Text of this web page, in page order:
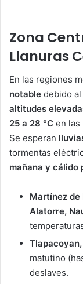
Zona
Llanuras
En las regiones
notable debido
altitudes
25 a 28 °C en las
Se esperan
tormentas
mañana y cálido
Martínez de
Alatorre,
matutino
deslaves.